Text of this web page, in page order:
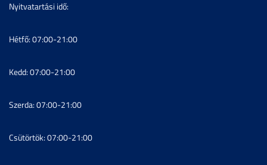
Nyitvatartási idő:
Hétfő: 07:00-21:00
Kedd: 07:00-21:00
Szerda: 07:00-21:00
Csütörtök: 07:00-21:00